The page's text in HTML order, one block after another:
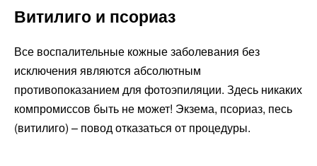
Витилиго и псориаз
Все воспалительные кожные заболевания без
исключения являются абсолютным
противопоказанием для фотоэпиляции. Здесь никаких
компромиссов быть не может! Экзема, псориаз, песь
(витилиго) – повод отказаться от процедуры.